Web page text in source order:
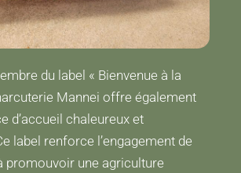
du label « Bienvenue à la
Mannei offre également
d’accueil chaleureux et
label renforce l’engagement de
promouvoir une agriculture